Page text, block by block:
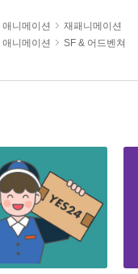
애니메이션
재패니메이션
애니메이션 SF & 어드벤쳐